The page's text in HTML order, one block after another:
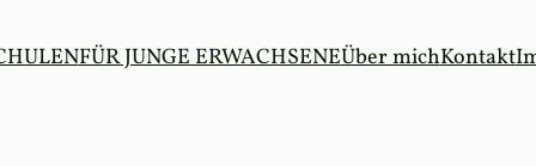
FÜR JUNGE ERWACHSENEÜber michKontakt